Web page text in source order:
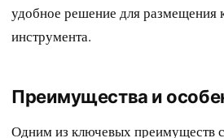
удобное решение для размещения
инструмента.
Преимущества и
Одним из ключевых преимуществ